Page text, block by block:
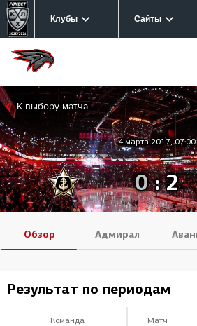
Клубы Сайты
К выбору матча
4 марта 2017, 07:00
0:2
Обзор Адмирал
Результат по периодам
Команда Матч